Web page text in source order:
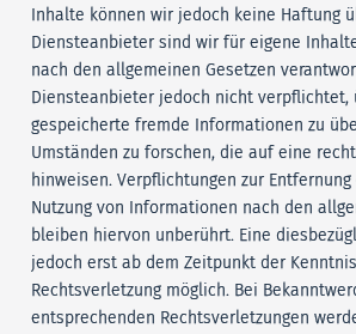
Inhalte können wir jedoch keine Haftung
Diensteanbieter sind wir für eigene
nach den allgemeinen Gesetzen
Diensteanbieter jedoch nicht
gespeicherte fremde Informationen zu
Umständen zu forschen, die auf eine
hinweisen. Verpflichtungen zur
Nutzung von Informationen nach den
bleiben hiervon unberührt. Eine
jedoch erst ab dem Zeitpunkt der
Rechtsverletzung möglich. Bei
entsprechenden Rechtsverletzungen